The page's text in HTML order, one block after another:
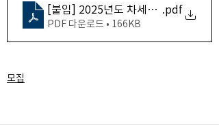
[붙임] 2025년도 차세대 한국학자 모
.pdf
PDF 다운로드 • 166KB
모집